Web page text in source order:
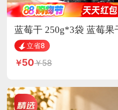
蓝莓干
立省8
50 58